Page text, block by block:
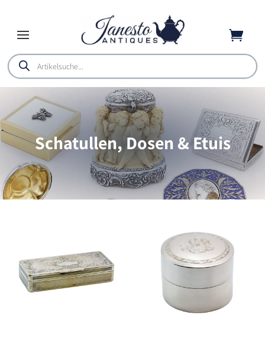

Products
search
Schatullen, Dosen & Etuis